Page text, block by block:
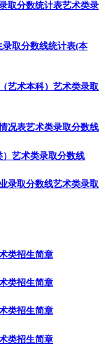
取分数统计表艺术类录
取分数线统计表(本
艺术本科）艺术类录取
况表艺术类录取分数线
）艺术类录取分数线
录取分数线艺术类录取
类招生简章
类招生简章
类招生简章
类招生简章